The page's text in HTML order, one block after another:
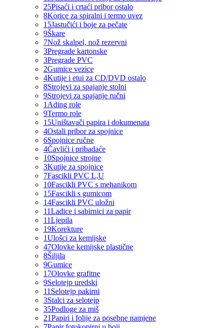
25Pisaći i crtaći pribor ostalo
8Korice za spiralni i termo uvez
15Jastučići i boje za pečate
9Škare
7Nož skalpel, nož rezervni
3Pregrade kartonske
3Pregrade PVC
2Gumice vezice
4Kutije i etui za CD/DVD ostalo
8Strojevi za spajanje stolni
9Strojevi za spajanje ručni
1 Ading role
9Termo role
15Uništavači papira i dokumenata
4Ostali pribor za spojnice
6Spojnice ručne
4Čavlići i pribadaće
10Spojnice strojne
3Kutije za spojnice
7Fascikli PVC L,U
10Fascikli PVC s mehanikom
15Fascikli s gumicom
14Fascikli PVC uložni
11Ladice i sabirnici za papir
11Ljepila
19Korekture
1Ulošci za kemijske
47Olovke kemijske plastične
8Šiljila
9Gumice
17Olovke grafitne
9Selotejp uredski
11 Selotejp pakirni
3Stalci za selotejp
35Podloge za miš
21Papiri i folije za posebne namjene